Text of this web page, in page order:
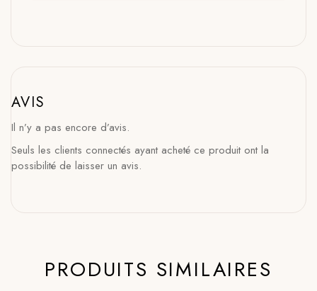
AVIS
Il n’y a pas encore d’avis.
Seuls les clients connectés ayant acheté ce produit ont la
possibilité de laisser un avis.
PRODUITS SIMILAIRES